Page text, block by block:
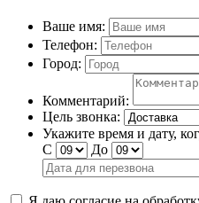
Ваше имя:
Телефон:
Город:
Комментарий:
Цель звонка:
Укажите время и дату,
С
До